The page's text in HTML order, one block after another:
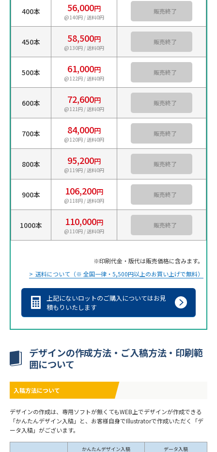
400本 56,000円
@140円 / 送料0円
カートに入れる
450本 58,500円
@130円 / 送料0円
カートに入れる
500本 61,000円
@122円 / 送料0円
カートに入れる
600本 72,600円
@121円 / 送料0円
カートに入れる
700本 84,000円
@120円 / 送料0円
カートに入れる
800本 95,200円
@119円 / 送料0円
カートに入れる
900本 106,200円
@118円 / 送料0円
カートに入れる
1000本 110,000円
@110円 / 送料0円
カートに入れる
印刷代金・版代は販売価格に含みます。
送料について（※ 全国一律・5,500円以上のお買い上げで無料）
上記にないロットのご購入についてはお見
積もりいたします
デザインの作成方法・ご入稿方法・印刷範
囲について
入稿方法について
デザインの作成は、専用ソフトが無くてもWEB上でデザインが作成できる
「かんたんデザイン入稿」と、お客様自身でIllustratorで作成いただく「デ
ータ入稿」がございます。
かんたんデザイン入稿 データ入稿